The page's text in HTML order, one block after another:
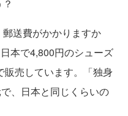
郵送費がかかりますか
本で4,800円のシューズ
販売しています。「独身
、日本と同じくらいの